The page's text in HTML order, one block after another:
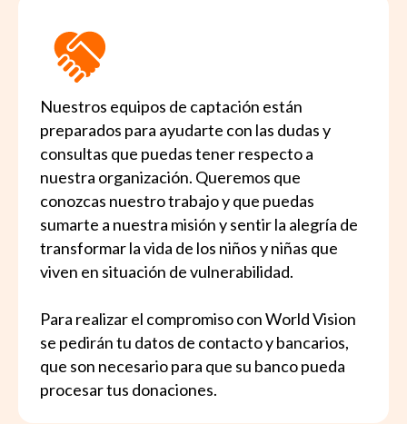
Nuestros equipos de captación están
preparados para ayudarte con las dudas y
consultas que puedas tener respecto a
nuestra organización. Queremos que
conozcas nuestro trabajo y que puedas
sumarte a nuestra misión y sentir la alegría de
transformar la vida de los niños y niñas que
viven en situación de vulnerabilidad.
Para realizar el compromiso con World Vision
se pedirán tu datos de contacto y bancarios,
que son necesario para que su banco pueda
procesar tus donaciones.